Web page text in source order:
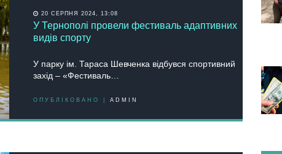
20 СЕРПНЯ 2024, 13:08
У Тернополі провели фестиваль адаптивних
видів спорту
У парку ім. Тараса Шевченка відбувся спортивний
захід – «Фестиваль…
ОПУБЛІКОВАНО | ADMIN